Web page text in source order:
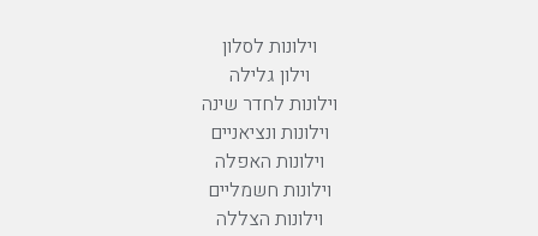
וילונות לסלון
וילון גלילה
וילונות לחדר שינה
וילונות ונציאניים
וילונות האפלה
וילונות חשמליים
וילונות הצללה